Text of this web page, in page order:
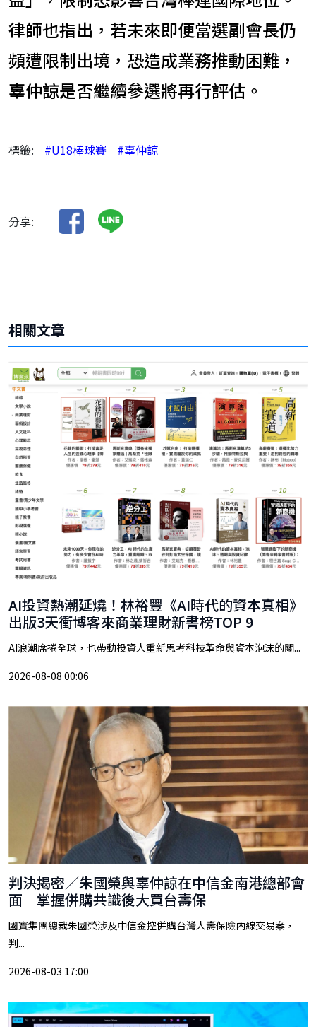
律師也指出，若未來即便當選副會長仍
頻遭限制出境，恐造成業務推動困難，
辜仲諒是否繼續參選將再行評估。
標籤: #U18棒球賽 #辜仲諒
分享:
相關文章
AI投資熱潮延燒！林裕豐《AI時代的資本真相》
出版3天衝博客來商業理財新書榜TOP 9
AI浪潮席捲全球，也帶動投資人重新思考科技革命與資本泡沫的關...
2026-08-08 00:06
判決揭密／朱國榮與辜仲諒在中信金南港總部會
面 掌握併購共識後大買台壽保
國寶集團總裁朱國榮涉及中信金控併購台灣人壽保險內線交易案，
判...
2026-08-03 17:00